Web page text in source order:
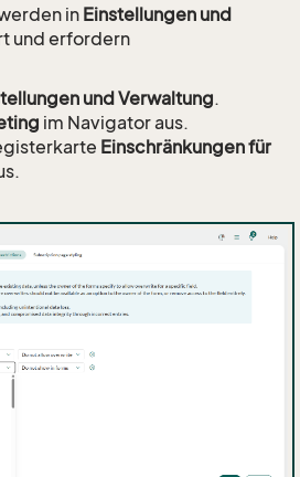
in Einstellungen und
und erfordern
und Verwaltung.
im Navigator aus.
Einschränkungen für